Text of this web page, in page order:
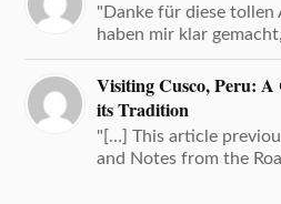
"Danke für diese tollen
haben mir klar
Visiting Cusco, Peru:
its Tradition
"[…] This article
and Notes from the